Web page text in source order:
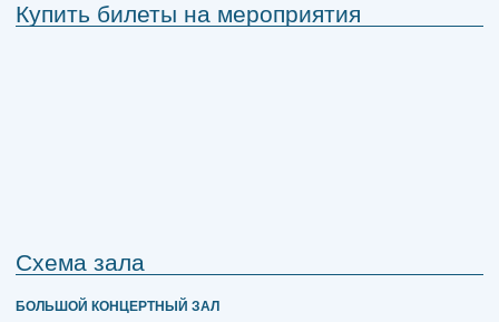
Купить билеты на мероприятия
Схема зала
БОЛЬШОЙ КОНЦЕРТНЫЙ ЗАЛ